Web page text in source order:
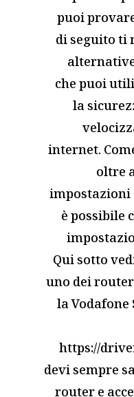
puoi
di seguito ti
che puoi
la
internet.
oltre
è possibile
Qui sotto
uno dei
la
https://
devi sempre